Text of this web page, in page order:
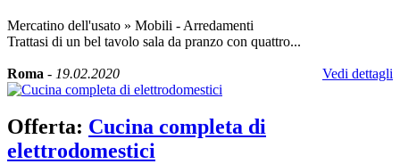
Mercatino dell'usato » Mobili - Arredamenti
Trattasi di un bel tavolo sala da pranzo con quattro...
Roma - 19.02.2020 Vedi dettagli
Offerta: Cucina completa di
elettrodomestici